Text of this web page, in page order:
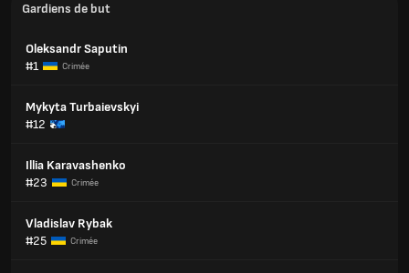
Gardiens de but
Oleksandr Saputin
#1
Crimée
Mykyta Turbaievskyi
#12
Illia Karavashenko
#23
Crimée
Vladislav Rybak
#25
Crimée